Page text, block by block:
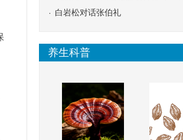
医救治的临床效果
白岩松对话张伯礼
养生科普